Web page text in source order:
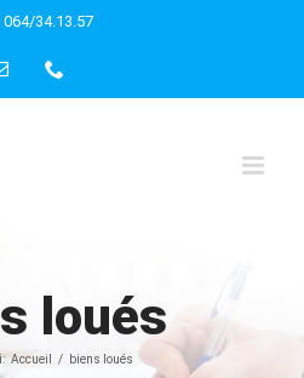
064/34.13.57
Email
loués
Accueil biens loués